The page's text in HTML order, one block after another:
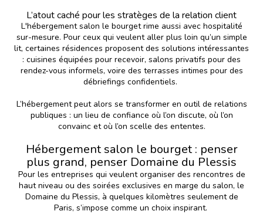
L’atout caché pour les stratèges de la relation client
L'hébergement salon le bourget rime aussi avec hospitalité
sur-mesure. Pour ceux qui veulent aller plus loin qu’un simple
lit, certaines résidences proposent des solutions intéressantes
: cuisines équipées pour recevoir, salons privatifs pour des
rendez-vous informels, voire des terrasses intimes pour des
débriefings confidentiels.
L’hébergement peut alors se transformer en outil de relations
publiques : un lieu de confiance où l’on discute, où l’on
convainc et où l’on scelle des ententes.
Hébergement salon le bourget : penser
plus grand, penser Domaine du Plessis
Pour les entreprises qui veulent organiser des rencontres de
haut niveau ou des soirées exclusives en marge du salon, le
Domaine du Plessis, à quelques kilomètres seulement de
Paris, s’impose comme un choix inspirant.